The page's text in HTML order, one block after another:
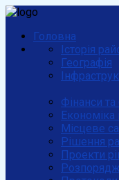
Головна
Історія
Географія
Фінанси
Економіка
Місцеве
Рішення
Проекти